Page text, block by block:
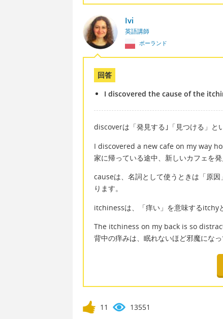
Ivi
英語講師
ポーランド
回答
I discovered the cause of the
discoverは「発見する｣「見つける」と
I discovered a new cafe on my way
家に帰っている途中、新しいカフェを発
causeは、名詞として使うときは「原
ります。
itchinessは、「痒い」を意味するitchy
The itchiness on my back is so
背中の痒みは、眠れないほど邪魔になっ
11 13551